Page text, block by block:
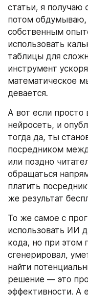
статьи, я получаю
потом
собственным
использовать
таблицы для
инструмент
математическое
девается.
А вот если просто
нейросеть, и
тогда да, ты
посредником
или поздно
обращаться
платить
же результат
То же самое с
использовать ИИ
кода, но при этом
сгенерировал,
найти
решение — это
эффективности. А